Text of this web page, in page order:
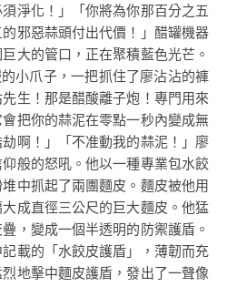
淨化！」「你將為你那百分之五
邪惡蒜頭付出代價！」醋罐機器
大的管口，正在聚積藍色光芒。
小爪子，一把抓住了廖沾沾的褲
生！那是醋酸離子炮！專門用來
把你的蒜泥在零點一秒內變成無
啊！」「不准動我的蒜泥！」廖
般的怒吼。他以一種專業包水餃
中抓起了兩團麵皮。麵皮被他用
成直徑三公尺的巨大麵皮。他猛
，變成一個半透明的防禦護盾。
載的「水餃皮護盾」，薄韌而充
地擊中麵皮護盾，發出了一聲像